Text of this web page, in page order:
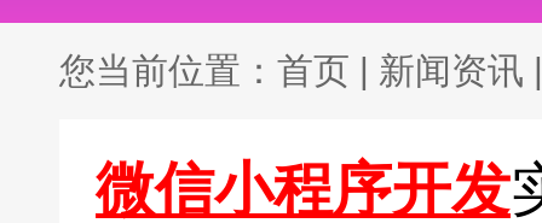
您当前位置： 首页 | 新闻资讯 |
微信小程序开发